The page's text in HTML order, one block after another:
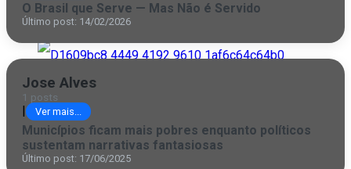
Campos
PRF apreende droga escondida em
compartimento oculto de veículo em Macaé
O Brasil que Serve — Mas Não é Servido
Último post: 14/02/2026
Jose Alves
1 posts
| Ver mais...
Municípios ficam mais pobres enquanto políticos
sustentam narrativas fantasiosas
Último post: 17/06/2025